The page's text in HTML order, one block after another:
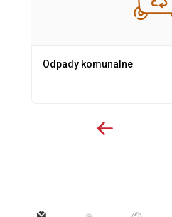
Odpady komunalne